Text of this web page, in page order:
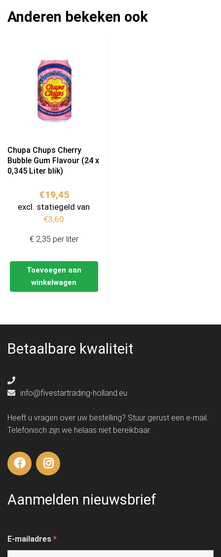
Anderen bekeken ook
Chupa Chups Cherry
Bubble Gum Flavour (24 x
0,345 Liter blik)
€19,45
excl. statiegeld van
€3,60
Toevoegen aan
winkelwagen
€ 2,35 per liter
Betaalbare kwaliteit
info@fivestartrading-holland.eu
Heeft u vragen over uw bestelling? Stuur gerust een e-mail.
Telefonisch zijn we helaas niet bereikbaar.
Aanmelden nieuwsbrief
E-mailadres *